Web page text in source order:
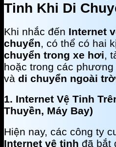
Tinh Khi Di
Khi nhắc đến Internet
chuyển , có thể có hai
chuyển trong xe hơi ,
hoặc trong các phương
và di chuyển ngoài
1. Internet Vệ Tinh
Thuyền, Máy Bay)
Hiện nay, các công ty
Internet vệ tinh đã bắt